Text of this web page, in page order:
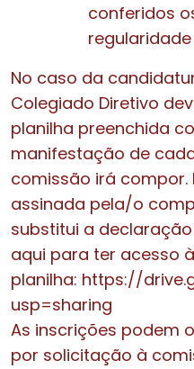
conferidos
No caso da
Colegiado Diretivo
planilha preenchida
manifestação de
comissão irá compor.
assinada pela/o
substitui a
aqui para ter acesso à
planilha: https://
usp=sharing
As inscrições podem
por solicitação à